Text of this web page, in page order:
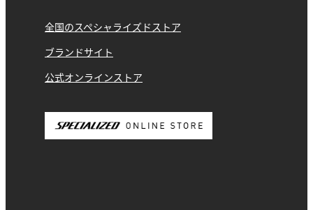
全国のスペシャライズドストア
ブランドサイト
公式オンラインストア